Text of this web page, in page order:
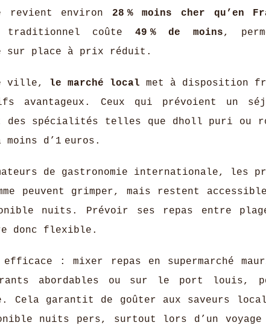
revient environ 28 % moins cher qu’en
traditionnel coûte 49 % de moins,
sur place à prix réduit.
ville, le marché local met à disposition
avantageux. Ceux qui prévoient un
des spécialités telles que dholl puri ou
d’1 euros.
de gastronomie internationale, les
peuvent grimper, mais restent
nuits. Prévoir ses repas entre
donc flexible.
efficace : mixer repas en supermarché
abordables ou sur le port louis,
Cela garantit de goûter aux saveurs
nuits pers, surtout lors d’un